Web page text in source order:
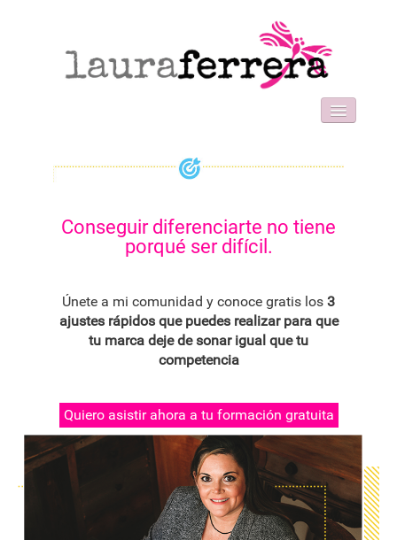
SOBRE MI
BLOG
Conseguir diferenciarte no tiene
porqué ser difícil.
Únete a mi comunidad y conoce gratis los 3
ajustes rápidos que puedes realizar para que
tu marca deje de sonar igual que tu
competencia
Quiero asistir ahora a tu formación gratuita